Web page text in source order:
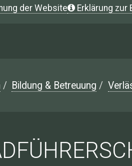
der Website Erklärung
/ Bildung & Betreuung /